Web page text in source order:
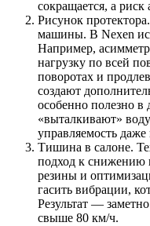
сокращается, а
Рисунок
машины. В Nexen
Например,
нагрузку по всей
поворотах и
создают
особенно полезно
«выталкивают»
управляемость даже
Тишина в салоне.
подход к снижению
резины и
гасить вибрации,
Результат —
свыше 80 км/ч.